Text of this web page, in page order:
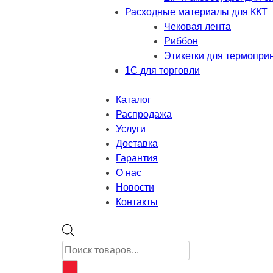
Расходные материалы для ККТ
Чековая лента
Риббон
Этикетки для
1С для торговли
Каталог
Распродажа
Услуги
Доставка
Гарантия
О нас
Новости
Контакты
Поиск
товаров